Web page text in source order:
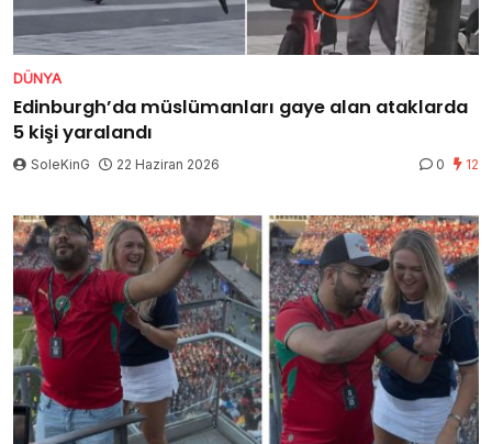
DÜNYA
Edinburgh’da müslümanları gaye alan ataklarda
5 kişi yaralandı
SoleKinG 22 Haziran 2026 0 12